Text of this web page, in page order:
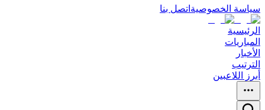
سياسة الخصوصية اتصل بنا
الرئيسية
المباريات
الأخبار
الترتيب
أبرز اللاعبين